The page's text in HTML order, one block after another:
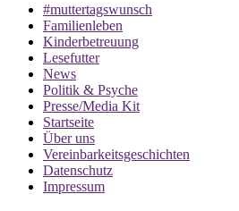
#muttertagswunsch
Familienleben
Kinderbetreuung
Lesefutter
News
Politik & Psyche
Presse/Media Kit
Startseite
Über uns
Vereinbarkeitsgeschichten
Datenschutz
Impressum